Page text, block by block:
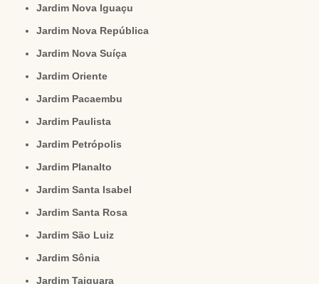
Jardim Nova Iguaçu
Jardim Nova República
Jardim Nova Suíça
Jardim Oriente
Jardim Pacaembu
Jardim Paulista
Jardim Petrópolis
Jardim Planalto
Jardim Santa Isabel
Jardim Santa Rosa
Jardim São Luiz
Jardim Sônia
Jardim Taiguara